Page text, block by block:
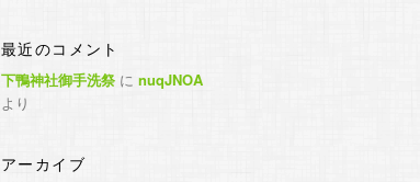
最近のコメント
下鴨神社御手洗祭 に nuqJNOA
より
アーカイブ